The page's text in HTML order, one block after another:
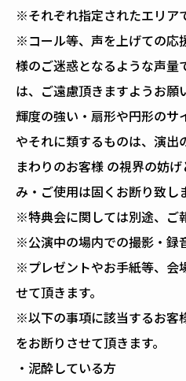
※それぞれ指定されたエリア
※コール等、声を上げての応
様のご迷惑となるような声量
は、ご遠慮頂きますようお願
輝度の強い・扇形や円形のサ
やそれに類するものは、演出
まわりのお客様 の視界の妨
み・ご使用は固くお断り致し
※特典会に関しては別途、ご
※公演中の場内での撮影・録
※プレゼントやお手紙等、会
せて頂きます。
※以下の事項に該当するお客
をお断りさせて頂きます。
・泥酔している方